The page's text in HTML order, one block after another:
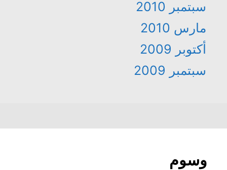
سبتمبر 2010
مارس 2010
أكتوبر 2009
سبتمبر 2009
وسوم